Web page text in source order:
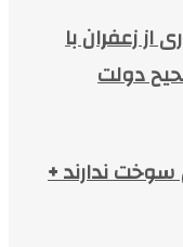
دلاری از زعفران با
دولت
سوخت ندارند +